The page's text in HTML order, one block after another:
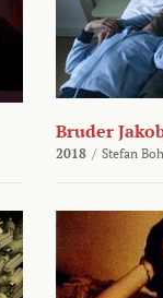
Bruder
2018 / Stefan